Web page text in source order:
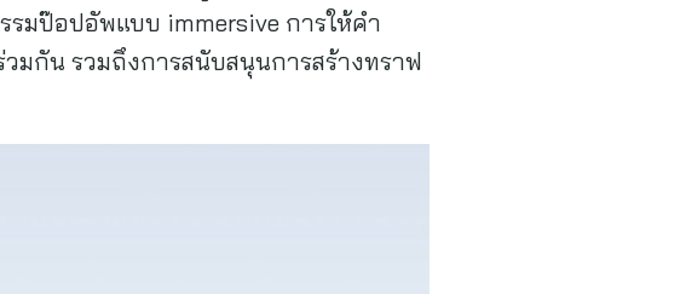
รมป๊อปอัพแบบ immersive การให้คำ
มกัน รวมถึงการสนับสนุนการสร้างทราฟ